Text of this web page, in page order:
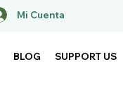
Mi Cuenta
BLOG SUPPORT US